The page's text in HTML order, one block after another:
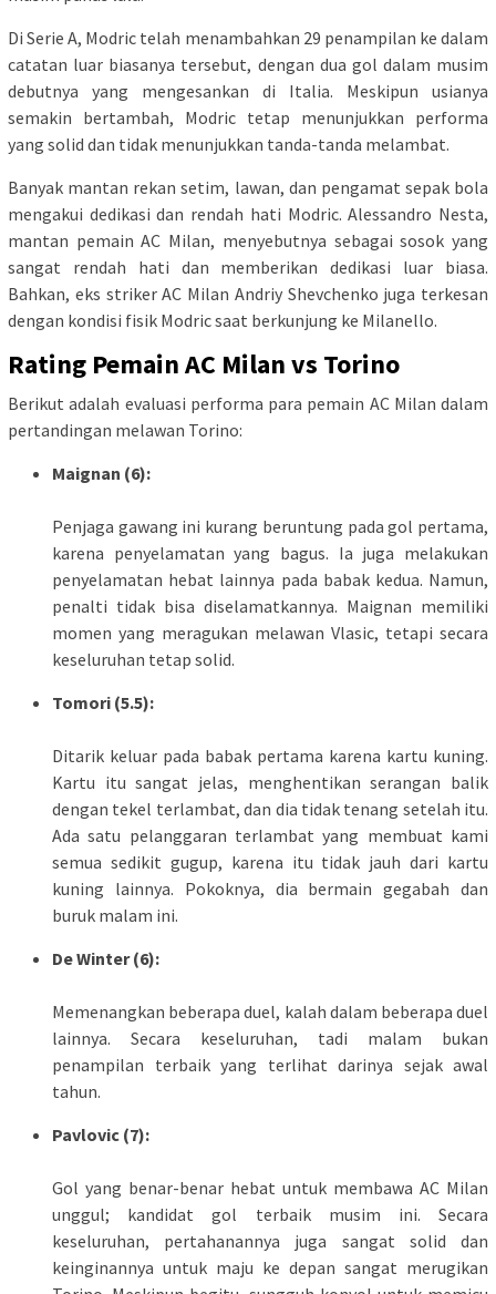
Di Serie A, Modric telah menambahkan 29 penampilan ke dalam
catatan luar biasanya tersebut, dengan dua gol dalam musim
debutnya yang mengesankan di Italia. Meskipun usianya
semakin bertambah, Modric tetap menunjukkan performa
yang solid dan tidak menunjukkan tanda-tanda melambat.
Banyak mantan rekan setim, lawan, dan pengamat sepak bola
mengakui dedikasi dan rendah hati Modric. Alessandro Nesta,
mantan pemain AC Milan, menyebutnya sebagai sosok yang
sangat rendah hati dan memberikan dedikasi luar biasa.
Bahkan, eks striker AC Milan Andriy Shevchenko juga terkesan
dengan kondisi fisik Modric saat berkunjung ke Milanello.
Rating Pemain AC Milan vs Torino
Berikut adalah evaluasi performa para pemain AC Milan dalam
pertandingan melawan Torino:
Maignan (6):
Penjaga gawang ini kurang beruntung pada gol pertama,
karena penyelamatan yang bagus. Ia juga melakukan
penyelamatan hebat lainnya pada babak kedua. Namun,
penalti tidak bisa diselamatkannya. Maignan memiliki
momen yang meragukan melawan Vlasic, tetapi secara
keseluruhan tetap solid.
Tomori (5.5):
Ditarik keluar pada babak pertama karena kartu kuning.
Kartu itu sangat jelas, menghentikan serangan balik
dengan tekel terlambat, dan dia tidak tenang setelah itu.
Ada satu pelanggaran terlambat yang membuat kami
semua sedikit gugup, karena itu tidak jauh dari kartu
kuning lainnya. Pokoknya, dia bermain gegabah dan
buruk malam ini.
De Winter (6):
Memenangkan beberapa duel, kalah dalam beberapa duel
lainnya. Secara keseluruhan, tadi malam bukan
penampilan terbaik yang terlihat darinya sejak awal
tahun.
Pavlovic (7):
Gol yang benar-benar hebat untuk membawa AC Milan
unggul; kandidat gol terbaik musim ini. Secara
keseluruhan, pertahanannya juga sangat solid dan
keinginannya untuk maju ke depan sangat merugikan